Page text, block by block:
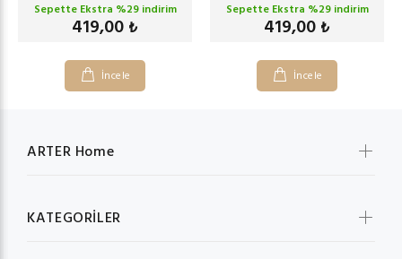
Sepette Ekstra %29indirim
419,00 ₺
İncele
Sepette Ekstra %29indirim
419,00 ₺
İncele
ARTER Home
KATEGORİLER